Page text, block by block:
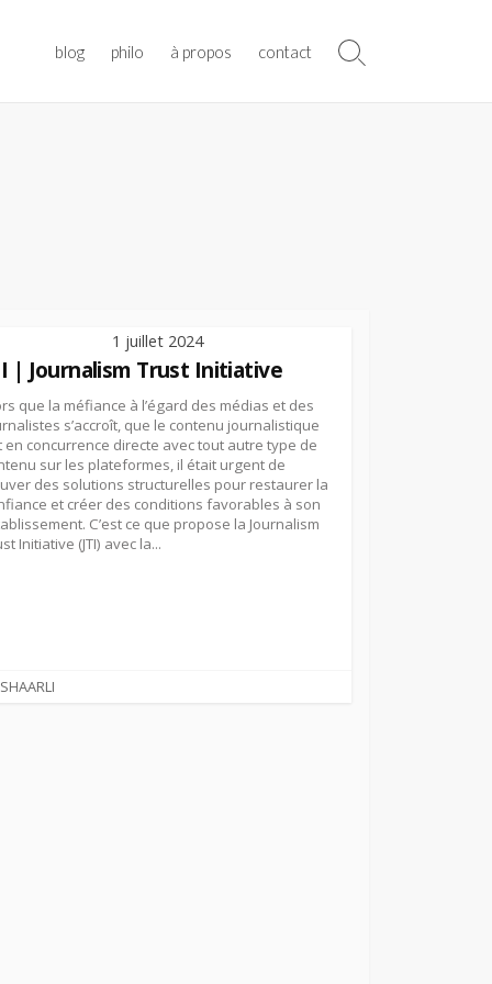
blog philo à propos contact
Search
1 juillet 2024
| Journalism Trust Initiative
que la méfiance à l’égard des médias et des
s’accroît, que le contenu journalistique
en concurrence directe avec tout autre type de
sur les plateformes, il était urgent de
des solutions structurelles pour restaurer la
et créer des conditions favorables à son
C’est ce que propose la Journalism
Initiative (JTI) avec la...
SHAARLI